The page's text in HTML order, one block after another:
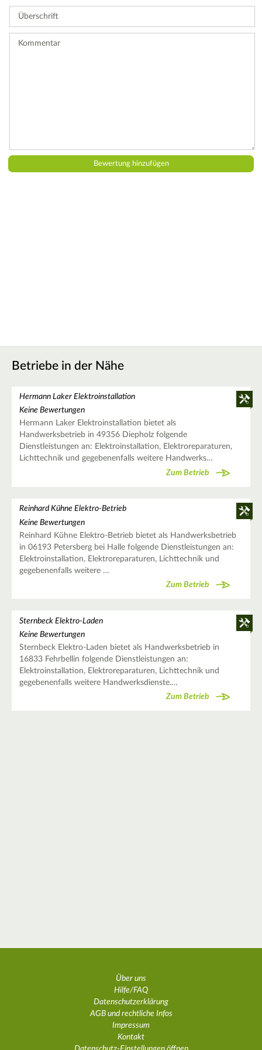
eine
Betriebe in der Nähe
Hermann Laker Elektroinstallation
Keine Bewertungen
Hermann Laker Elektroinstallation bietet als
Handwerksbetrieb in 49356 Diepholz folgende
Dienstleistungen an: Elektroinstallation, Elektroreparaturen,
Lichttechnik und gegebenenfalls weitere Handwerks…
Zum Betrieb
Reinhard Kühne Elektro-Betrieb
Keine Bewertungen
Reinhard Kühne Elektro-Betrieb bietet als Handwerksbetrieb
in 06193 Petersberg bei Halle folgende Dienstleistungen an:
Elektroinstallation, Elektroreparaturen, Lichttechnik und
gegebenenfalls weitere …
Zum Betrieb
Sternbeck Elektro-Laden
Keine Bewertungen
Sternbeck Elektro-Laden bietet als Handwerksbetrieb in
16833 Fehrbellin folgende Dienstleistungen an:
Elektroinstallation, Elektroreparaturen, Lichttechnik und
gegebenenfalls weitere Handwerksdienste.…
Zum Betrieb
Über uns
Hilfe/FAQ
Datenschutzerklärung
AGB und rechtliche Infos
Impressum
Kontakt